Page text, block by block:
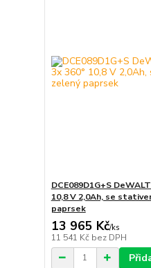
DCE089D1G+S
10,8 V 2,0Ah, se
paprsek
13 965 Kč/ks
11 541 Kč bez DPH